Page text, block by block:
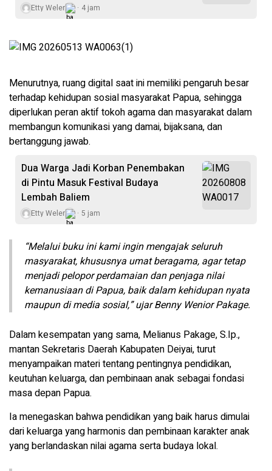
Etty Weler 4 jam
Menurutnya, ruang digital saat ini memiliki pengaruh besar
terhadap kehidupan sosial masyarakat Papua, sehingga
diperlukan peran aktif tokoh agama dan masyarakat dalam
membangun komunikasi yang damai, bijaksana, dan
bertanggung jawab.
Dua Warga Jadi Korban Penembakan
di Pintu Masuk Festival Budaya
Lembah Baliem
Etty Weler 5 jam
“Melalui buku ini kami ingin mengajak seluruh
masyarakat, khususnya umat beragama, agar tetap
menjadi pelopor perdamaian dan penjaga nilai
kemanusiaan di Papua, baik dalam kehidupan nyata
maupun di media sosial,” ujar Benny Wenior Pakage.
Dalam kesempatan yang sama, Melianus Pakage, S.Ip.,
mantan Sekretaris Daerah Kabupaten Deiyai, turut
menyampaikan materi tentang pentingnya pendidikan,
keutuhan keluarga, dan pembinaan anak sebagai fondasi
masa depan Papua.
Ia menegaskan bahwa pendidikan yang baik harus dimulai
dari keluarga yang harmonis dan pembinaan karakter anak
yang berlandaskan nilai agama serta budaya lokal.